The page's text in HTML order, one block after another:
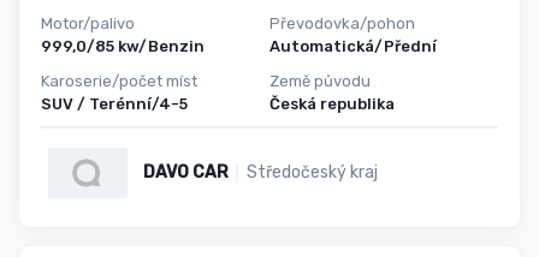
Motor/palivo
999,0/85 kw/Benzin
Karoserie/počet míst
SUV / Terénní/4-5
Převodovka/pohon
Automatická/Přední
Země původu
Česká republika
DAVO CAR Středočeský kraj